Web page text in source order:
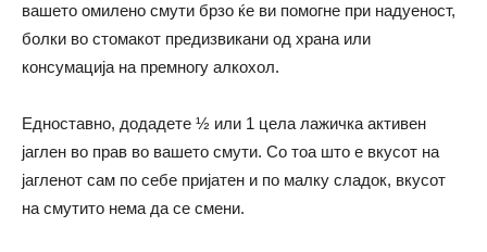
вашето омилено смути брзо ќе ви помогне при надуеност,
болки во стомакот предизвикани од храна или
консумација на премногу алкохол.
Едноставно, додадете ½ или 1 цела лажичка активен
јаглен во прав во вашето смути. Со тоа што е вкусот на
јагленот сам по себе пријатен и по малку сладок, вкусот
на смутито нема да се смени.